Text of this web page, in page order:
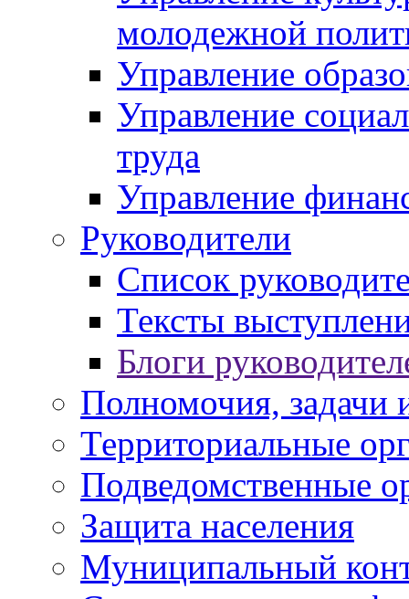
молодежной
Управление
Управление
труда
Управление
Руководители
Список
Тексты
Блоги
Полномочия, задачи
Территориальные
Подведомственные
Защита населения
Муниципальный